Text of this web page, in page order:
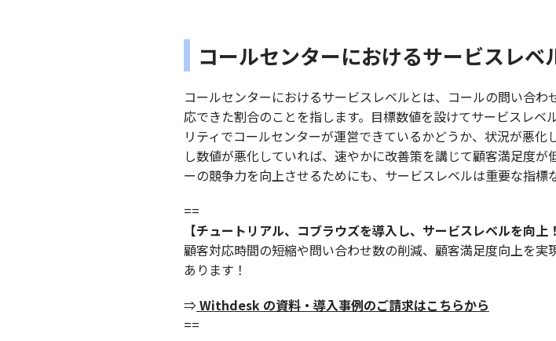
コールセンターにおけるサービスレベ
コールセンターにおけるサービスレベルとは、コールの問い合
応できた割合のことを指します。目標数値を設けてサービスレ
リティでコールセンターが運営できているかどうか、状況が悪
し数値が悪化していれば、速やかに改善策を講じて顧客満足度
ーの競争力を向上させるためにも、サービスレベルは重要な指標
==
【チュートリアル、コブラウズを導入し、サービスレベルを向上
顧客対応時間の短縮や問い合わせ数の削減、顧客満足度向上を
あります！
⇒Withdesk の資料・導入事例のご請求はこちらから
==